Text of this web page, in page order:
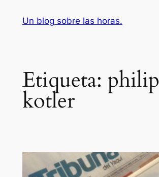
Un blog sobre las horas.
Etiqueta: philip
kotler